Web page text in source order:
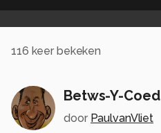
116 keer bekeken
Betws-Y-Coed
door PaulvanVliet